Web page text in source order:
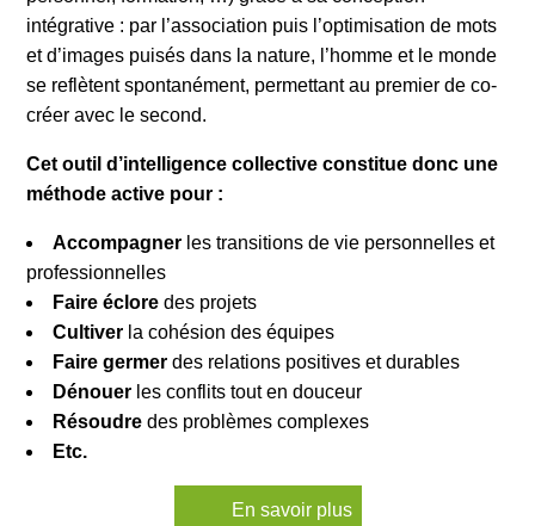
intégrative : par l’association puis l’optimisation de mots
et d’images puisés dans la nature, l’homme et le monde
se reflètent spontanément, permettant au premier de co-
créer avec le second.
Cet outil d’intelligence collective constitue donc une
méthode active pour :
Accompagner les transitions de vie personnelles et
professionnelles
Faire éclore des projets
Cultiver la cohésion des équipes
Faire germer des relations positives et durables
Dénouer les conflits tout en douceur
Résoudre des problèmes complexes
Etc.
En savoir plus